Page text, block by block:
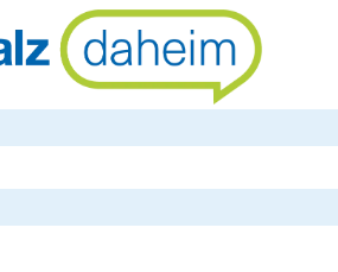
Wanderung